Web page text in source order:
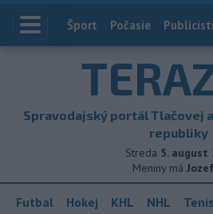
Index
Šport Počasie
Spravodajský portál Tlačovej
republiky
Streda 5. august
Meniny má
Futbal Hokej KHL NHL Tenis